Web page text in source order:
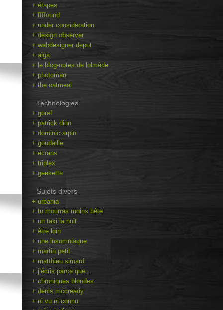
+ étapes
+ ffffound
+ under consideration
+ design observer
+ webdesigner depot
+ aiga
+ le blog-notes de lolmède
+ photoman
+ the oatmeal
Technologies
+ goref
+ patrick dion
+ dominic arpin
+ goudaille
+ écrans
+ triplex
+ geekette
Sujets divers
+ urbania
+ tu mourras moins bête
+ un taxi la nuit
+ être loin
+ une insomniaque
+ martin petit
+ matthieu simard
+ j’écris parce que…
+ chroniques blondes
+ denis mccready
+ ni vu ni connu